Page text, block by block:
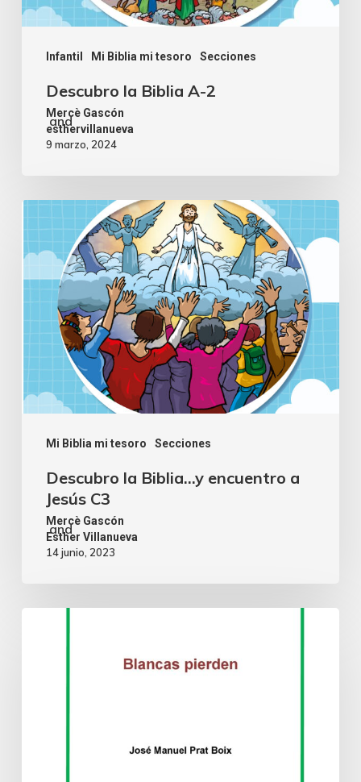
Infantil Mi Biblia mi tesoro Secciones
Descubro la Biblia A-2
Mercè Gascón
and
esthervillanueva
9 marzo, 2024
Mi Biblia mi tesoro Secciones
Descubro la Biblia…y encuentro a
Jesús C3
Mercè Gascón
and
Esther Villanueva
14 junio, 2023